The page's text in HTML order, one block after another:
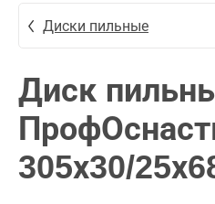
Диски пильные
Диск
305х30/